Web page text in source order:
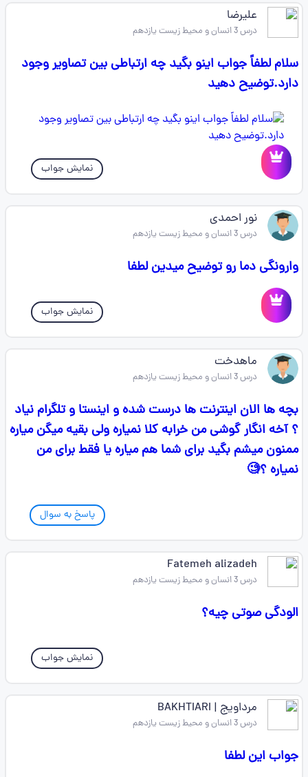
علیرضا
درس 3 انسان و محیط زیست یازدهم
سلام لطفاً جواب اینو بگید چه ارتباطی بین تصاویر وجود
دارد.توضیح دهید
نمایش جواب
نور احمدی
درس 3 انسان و محیط زیست یازدهم
وارونگی دما رو توضیح میدین لطفا
نمایش جواب
ماهدخت
درس 3 انسان و محیط زیست یازدهم
بچه ها الان اینترنت ها درست شده و اینستا و تلگرام نیاد
؟ آخه انگار گوشی من خرابه کلا نمیاره ولی بقیه میگن میاره
ممنون میشم بگید برای شما هم میاره یا فقط برای من
نمیاره ؟🧐
پاسخ به سوال
Fatemeh alizadeh
درس 3 انسان و محیط زیست یازدهم
الودگی صوتی چیه؟
نمایش جواب
مرداویج | BAKHTIARI
درس 3 انسان و محیط زیست یازدهم
جواب این لطفا